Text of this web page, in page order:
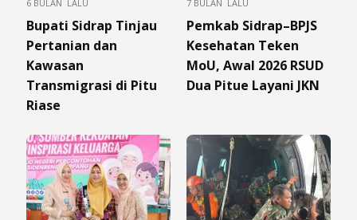
6 BULAN LALU
Bupati Sidrap Tinjau
Pertanian dan
Kawasan
Transmigrasi di Pitu
Riase
7 BULAN LALU
Pemkab Sidrap–BPJS
Kesehatan Teken
MoU, Awal 2026 RSUD
Dua Pitue Layani JKN